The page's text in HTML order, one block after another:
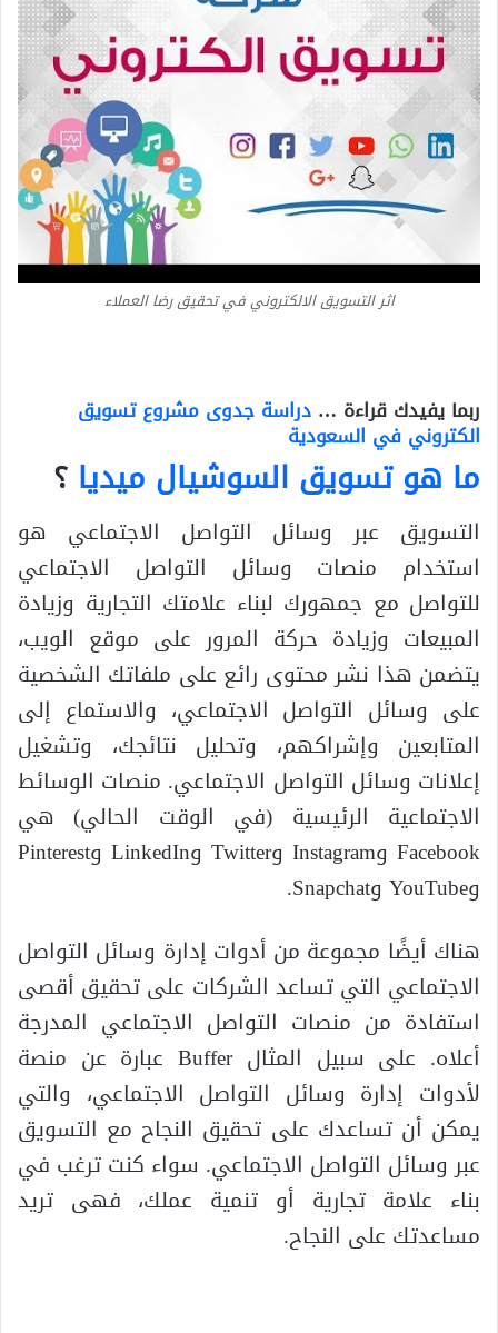
اثر التسويق الالكتروني في تحقيق رضا العملاء
ربما يفيدك قراءة … دراسة جدوى مشروع تسويق
الكتروني في السعودية
ما هو تسويق السوشيال ميديا ؟
التسويق عبر وسائل التواصل الاجتماعي هو
استخدام منصات وسائل التواصل الاجتماعي
للتواصل مع جمهورك لبناء علامتك التجارية وزيادة
المبيعات وزيادة حركة المرور على موقع الويب،
يتضمن هذا نشر محتوى رائع على ملفاتك الشخصية
على وسائل التواصل الاجتماعي، والاستماع إلى
المتابعين وإشراكهم، وتحليل نتائجك، وتشغيل
إعلانات وسائل التواصل الاجتماعي. منصات الوسائط
الاجتماعية الرئيسية (في الوقت الحالي) هي
Facebook وInstagram وTwitter وLinkedIn وPinterest
وYouTube وSnapchat.
هناك أيضًا مجموعة من أدوات إدارة وسائل التواصل
الاجتماعي التي تساعد الشركات على تحقيق أقصى
استفادة من منصات التواصل الاجتماعي المدرجة
أعلاه. على سبيل المثال Buffer عبارة عن منصة
لأدوات إدارة وسائل التواصل الاجتماعي، والتي
يمكن أن تساعدك على تحقيق النجاح مع التسويق
عبر وسائل التواصل الاجتماعي. سواء كنت ترغب في
بناء علامة تجارية أو تنمية عملك، فهى تريد
مساعدتك على النجاح.